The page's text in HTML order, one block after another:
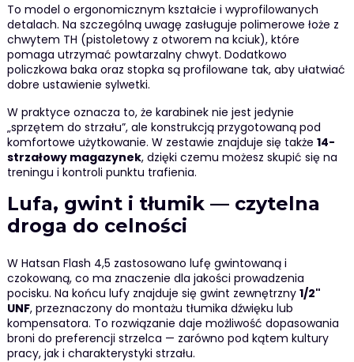
To model o ergonomicznym kształcie i wyprofilowanych
detalach. Na szczególną uwagę zasługuje polimerowe łoże z
chwytem TH (pistoletowy z otworem na kciuk), które
pomaga utrzymać powtarzalny chwyt. Dodatkowo
policzkowa baka oraz stopka są profilowane tak, aby ułatwiać
dobre ustawienie sylwetki.
W praktyce oznacza to, że karabinek nie jest jedynie
„sprzętem do strzału”, ale konstrukcją przygotowaną pod
komfortowe użytkowanie. W zestawie znajduje się także 14-
strzałowy magazynek, dzięki czemu możesz skupić się na
treningu i kontroli punktu trafienia.
Lufa, gwint i tłumik — czytelna
droga do celności
W Hatsan Flash 4,5 zastosowano lufę gwintowaną i
czokowaną, co ma znaczenie dla jakości prowadzenia
pocisku. Na końcu lufy znajduje się gwint zewnętrzny 1/2"
UNF, przeznaczony do montażu tłumika dźwięku lub
kompensatora. To rozwiązanie daje możliwość dopasowania
broni do preferencji strzelca — zarówno pod kątem kultury
pracy, jak i charakterystyki strzału.